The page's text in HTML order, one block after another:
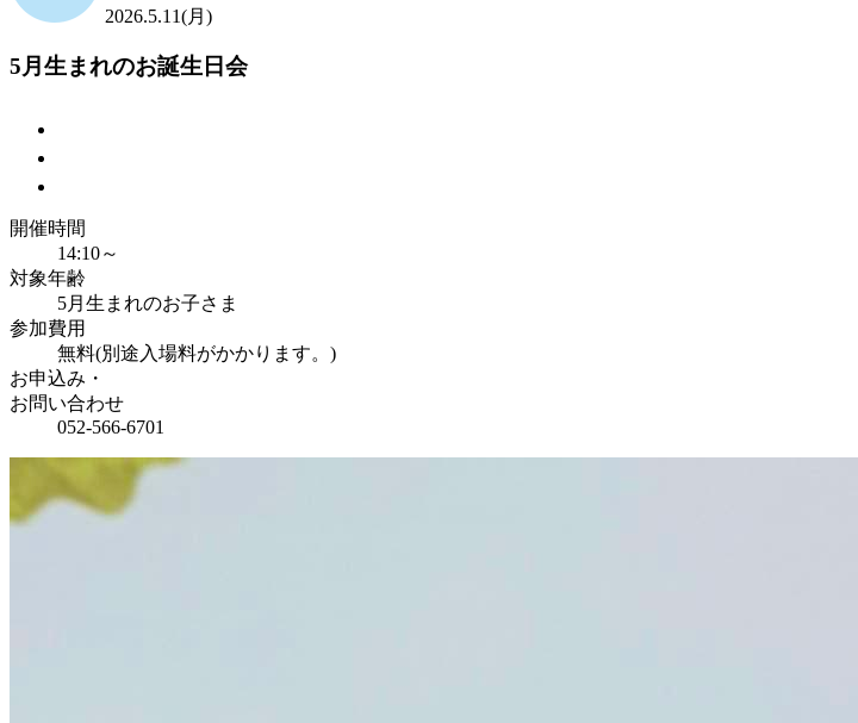
2026.5.11(月)
5月生まれのお誕生日会
開催時間
14:10～
対象年齢
5月生まれのお子さま
参加費用
無料(別途入場料がかかります。)
お申込み・
お問い合わせ
052-566-6701